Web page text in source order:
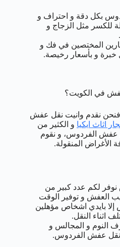
بكل دقة و احتراف و
للكسر مثل الزجاج و
المختصين في فك و
خبرة و بأسعار رخيصة.
في الكويت؟
فنحن نقدم وانيت نقل عفش
اثاث ايكيا و الكثير من
عفش الفردوس، و نقوم
الأغراض المنقولة.
لكم عدد كبير من
العفش و توفير الوقت
إلا بايدي اشخاص مؤهلين
اثناء النقل.
النوم و المجالس و
نقل عفش الفردوس.